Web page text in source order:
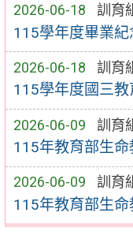
2026-06-18 訓育
115學年度畢業
2026-06-18 訓育
115學年度國三
2026-06-09 訓育
115年教育部生
2026-06-09 訓育
115年教育部生